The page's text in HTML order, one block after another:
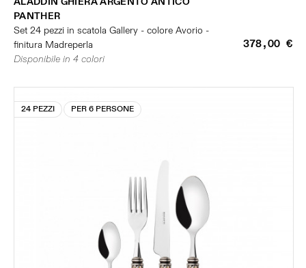
PANTHER
Set 24 pezzi in scatola Gallery - colore Avorio -
finitura Madreperla
378,00 €
Disponibile in 4 colori
24 PEZZI PER 6 PERSONE